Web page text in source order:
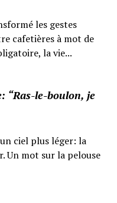
les gestes
cafetières à mot de
la vie...
“Ras-le-boulon, je
ciel plus léger: la
Un mot sur la pelouse